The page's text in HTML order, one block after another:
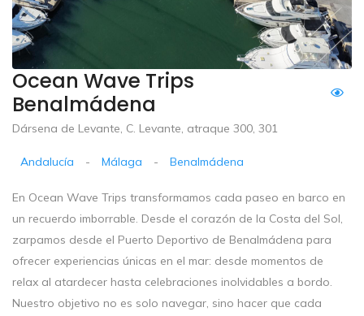
Ocean Wave Trips
Benalmádena
Dársena de Levante, C. Levante, atraque 300, 301
Andalucía - Málaga - Benalmádena
En Ocean Wave Trips transformamos cada paseo en barco en
un recuerdo imborrable. Desde el corazón de la Costa del Sol,
zarpamos desde el Puerto Deportivo de Benalmádena para
ofrecer experiencias únicas en el mar: desde momentos de
relax al atardecer hasta celebraciones inolvidables a bordo.
Nuestro objetivo no es solo navegar, sino hacer que cada